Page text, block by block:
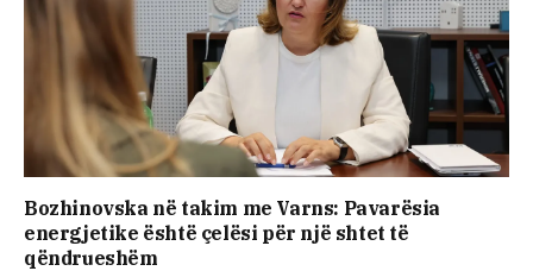
Bozhinovska në takim me Varns: Pavarësia
energjetike është çelësi për një shtet të
qëndrueshëm